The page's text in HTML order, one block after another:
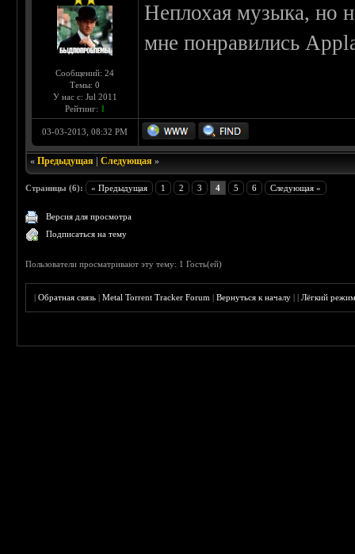
Сообщений: 24
Темы: 0
У нас с: Jul 2011
Рейтинг: 1
Неплохая музыка, но
мне понравились
03-03-2013, 08:32 PM
«Предыдущая |Следующая »
Страницы (6): « Предыдущая 1 2 3 4 5 6 Следующая »
Версия для просмотра
Подписаться на тему
Пользователи просматривают эту тему: 1 Гость(ей)
|Обратная связь |Metal Torrent Tracker Forum |Вернуться к началу ||Лёгкий